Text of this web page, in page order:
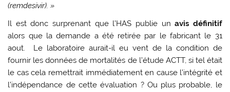
(remdesivir). »
Il est donc surprenant que l’HAS publie unavis définitif
alors que la demande a été retirée par le fabricant le 31
aout. Le laboratoire aurait-il eu vent de la condition de
fournir les données de mortalités de l’étude ACTT, si tel était
le cas cela remettrait immédiatement en cause l’intégrité et
l’indépendance de cette évaluation ? Ou plus probable, le